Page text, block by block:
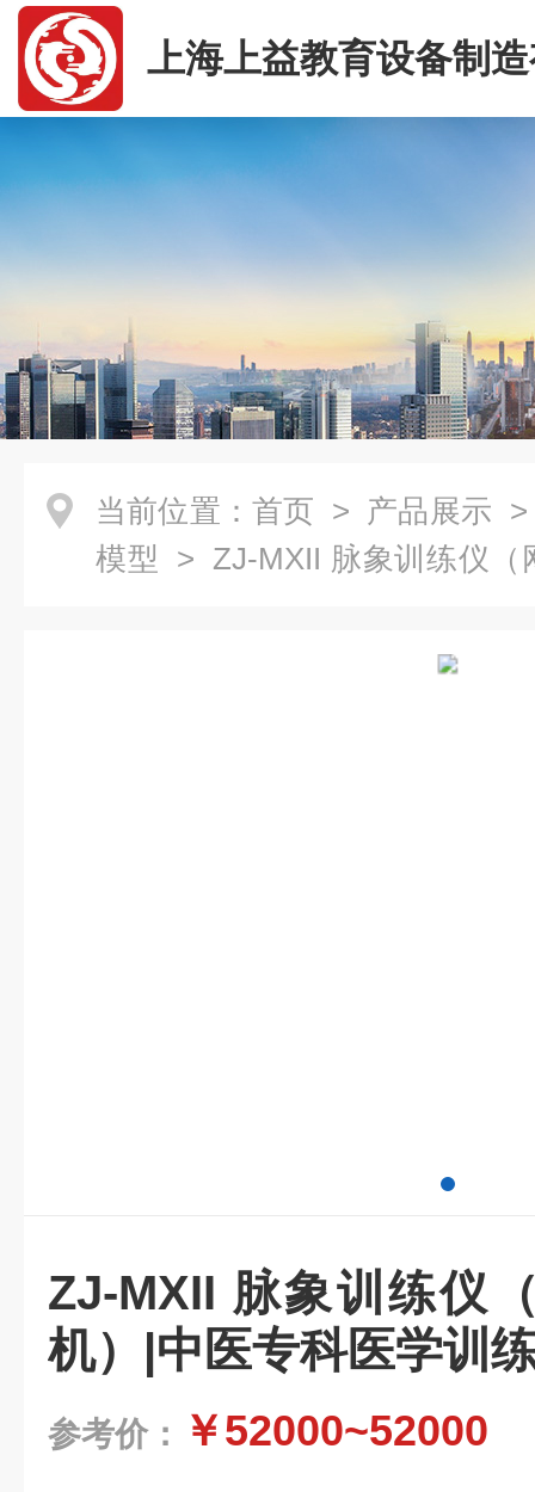
上海上益教育设备制
司
当前位置： 首页 > 产品展示
模型 > ZJ-MXII 脉象训练仪（
ZJ-MXII 脉象训练仪
机）|中医专科医学训
参考价： ￥52000~52000